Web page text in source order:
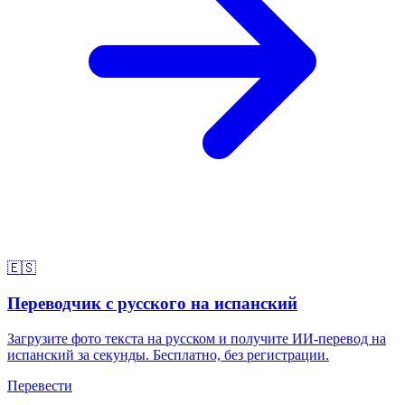
🇪🇸
Переводчик с русского на испанский
Загрузите фото текста на русском и получите ИИ-перевод на
испанский за секунды. Бесплатно, без регистрации.
Перевести